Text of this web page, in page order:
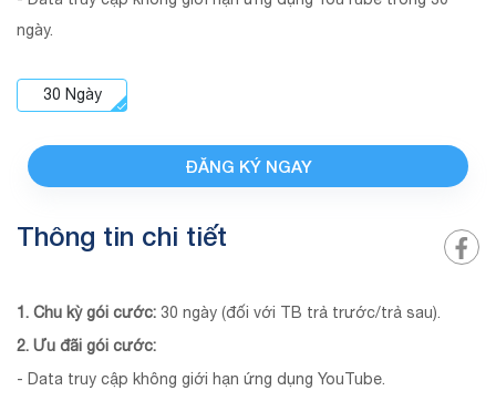
ngày.
30 Ngày
ĐĂNG KÝ NGAY
Thông tin chi tiết
1. Chu kỳ gói cước: 30 ngày (đối với TB trả trước/trả sau).
2. Ưu đãi gói cước:
- Data truy cập không giới hạn ứng dụng YouTube.